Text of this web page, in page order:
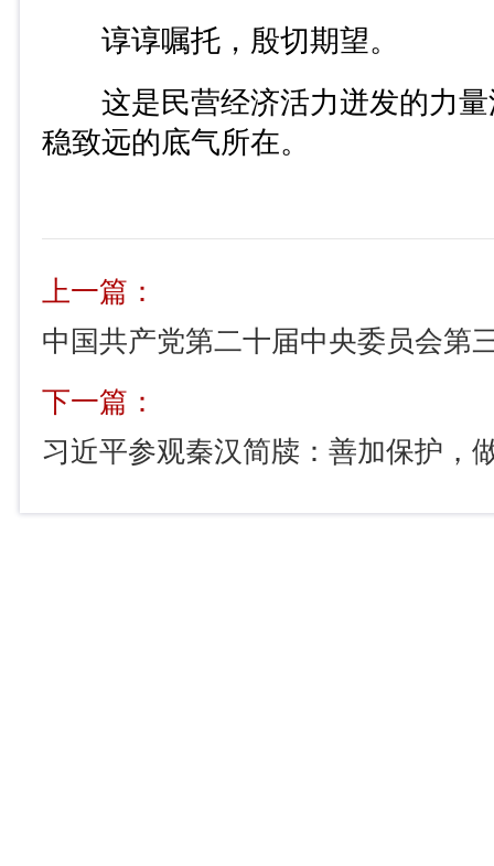
谆谆嘱托，殷切期望。
这是民营经济活力迸发的力量
稳致远的底气所在。
上一篇：
下一篇：